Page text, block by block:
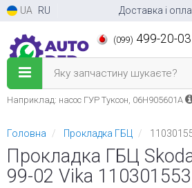
UA RU Доставка і
(099) 499-20-03
Яку запчастину шукаєте?
Наприклад: насос ГУР Туксон, 06H905601A
Головна Прокладка ГБЦ
Прокладка ГБЦ
99-02 Vika